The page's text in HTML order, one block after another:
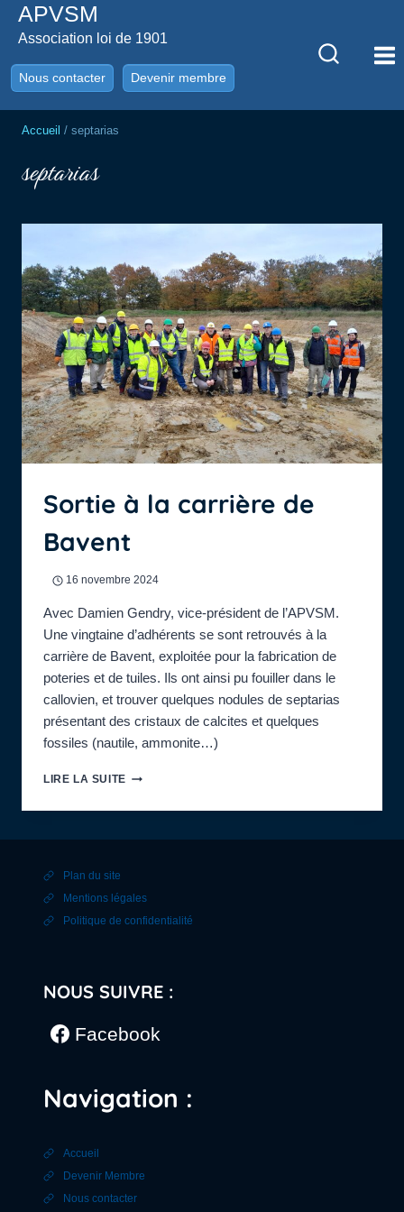
AllerAPVSM
Association loi de 1901
Nous contacter Devenir membre
Accueil / septarias
septarias
Sortie à la carrière de
Bavent
16 novembre 2024
Avec Damien Gendry, vice-président de l’APVSM.
Une vingtaine d’adhérents se sont retrouvés à la
carrière de Bavent, exploitée pour la fabrication de
poteries et de tuiles. Ils ont ainsi pu fouiller dans le
callovien, et trouver quelques nodules de septarias
présentant des cristaux de calcites et quelques
fossiles (nautile, ammonite…)
LIRE LA SUITESORTIE
LA
DE
Plan du site
Mentions légales
Politique de confidentialité
NOUS SUIVRE :
Facebook
Navigation :
Accueil
Devenir Membre
Nous contacter